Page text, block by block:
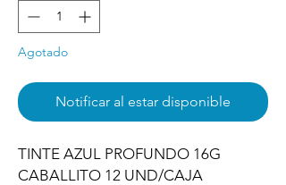
Agotado
Notificar al estar disponible
TINTE AZUL PROFUNDO 16G
CABALLITO 12 UND/CAJA